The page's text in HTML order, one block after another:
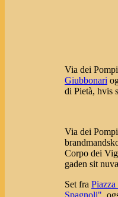
Via dei
Giubbonari
di Pietà, hvis
Via dei
Corpo dei
gaden sit
Set fra
Spagnoli",